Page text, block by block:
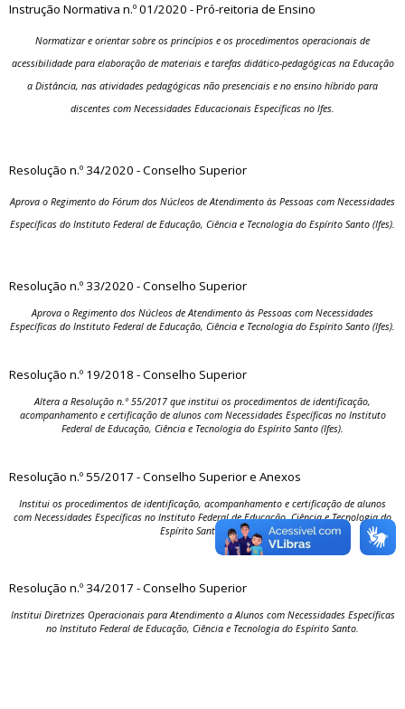
Instrução Normativa n.º 01/2020 - Pró-reitoria de Ensino
Normatizar e orientar sobre os princípios e os procedimentos operacionais de
acessibilidade para elaboração de materiais e tarefas didático-pedagógicas na Educação
a Distância, nas atividades pedagógicas não presenciais e no ensino híbrido para
discentes com Necessidades Educacionais Específicas no Ifes.
Resolução n.º 34/2020 - Conselho Superior
Aprova o Regimento do Fórum dos Núcleos de Atendimento às Pessoas com Necessidades
Específicas do Instituto Federal de Educação, Ciência e Tecnologia do Espírito Santo (Ifes).
Resolução n.º 33/2020 - Conselho Superior
Aprova o Regimento dos Núcleos de Atendimento às Pessoas com Necessidades
Específicas do Instituto Federal de Educação, Ciência e Tecnologia do Espírito Santo (Ifes).
Resolução n.º 19/2018 - Conselho Superior
Altera a Resolução n.º 55/2017 que institui os procedimentos de identificação,
acompanhamento e certificação de alunos com Necessidades Específicas no Instituto
Federal de Educação, Ciência e Tecnologia do Espírito Santo (Ifes).
Resolução n.º 55/2017 - Conselho Superiore Anexos
Institui os procedimentos de identificação, acompanhamento e certificação de alunos
com Necessidades Específicas no Instituto Federal de Educação, Ciência e Tecnologia do
Espírito Santo – Ifes
Resolução n.º 34/2017 - Conselho Superior
Institui Diretrizes Operacionais para Atendimento a Alunos com Necessidades Específicas
no Instituto Federal de Educação, Ciência e Tecnologia do Espírito Santo.